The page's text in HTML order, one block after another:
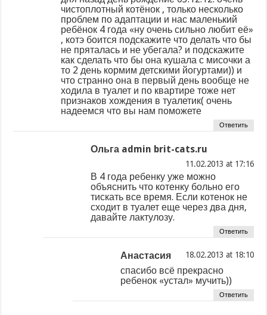
чистоплотный котёнок , только несколько
проблем по адаптации и нас маленький
ребёнок 4 года «ну очень сильно любит её»
, котэ боится подскажите что делать что бы
не пряталась и не убегала? и подскажите
как сделать что бы она кушала с мисочки а
то 2 день кормим детскими йогуртами)) и
что странно она в первый день вообще не
ходила в туалет и по квартире тоже нет
признаков хождения в туалетик( очень
надеемся что вы нам поможете
Ответить
Ольга admin brit-cats.ru
at
В 4 года ребенку уже можно
объяснить что котенку больно его
тискать все время. Если котенок не
сходит в туалет еще через два дня,
давайте лактулозу.
Ответить
Анастасия at
спасибо всё прекрасно
ребенок «устал» мучить))
Ответить